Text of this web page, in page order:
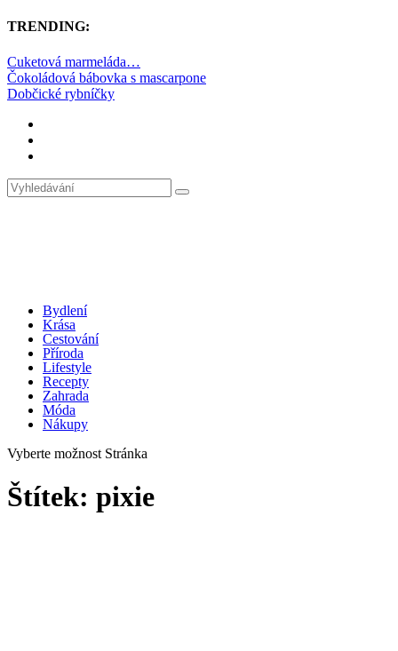
TRENDING:
Cuketová marmeláda…
Čokoládová bábovka s mascarpone
Dobčické rybníčky
Bydlení
Krása
Cestování
Příroda
Lifestyle
Recepty
Zahrada
Móda
Nákupy
Vyberte možnost Stránka
Štítek: pixie